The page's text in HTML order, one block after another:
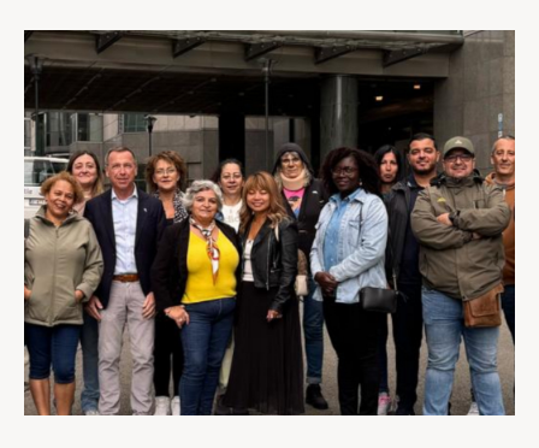
Assistance en vie privée
Développement professionnel
Devenir Membre
Actualités